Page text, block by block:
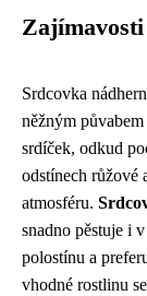
Srdcovka
něžným
srdíček, odkud
odstínech růžové
atmosféru.
snadno pěstuje i
polostínu a
vhodné rostlinu